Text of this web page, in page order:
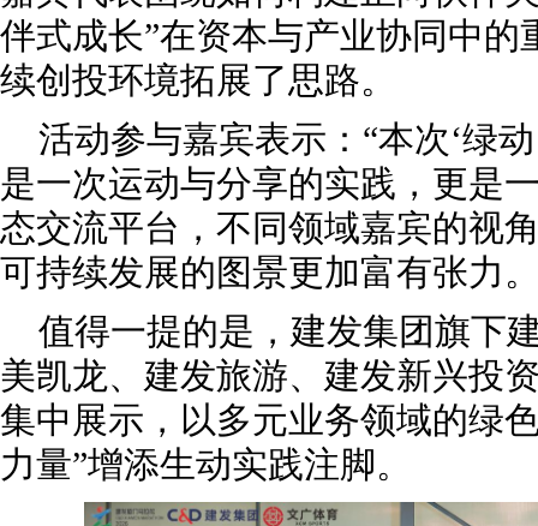
伴式成长”在资本与产业协同中的
续创投环境拓展了思路。
活动参与嘉宾表示：“本次‘绿
是一次运动与分享的实践，更是
态交流平台，不同领域嘉宾的视
可持续发展的图景更加富有张力
值得一提的是，建发集团旗下
美凯龙、建发旅游、建发新兴投
集中展示，以多元业务领域的绿
力量”增添生动实践注脚。